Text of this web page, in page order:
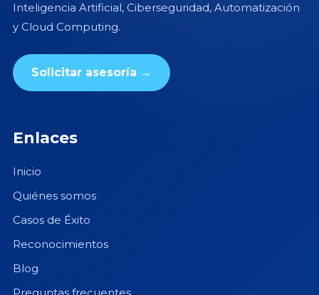
Inteligencia Artificial, Ciberseguridad, Automatización
y Cloud Computing.
Solicitar asesoría →
Enlaces
Inicio
Quiénes somos
Casos de Éxito
Reconocimientos
Blog